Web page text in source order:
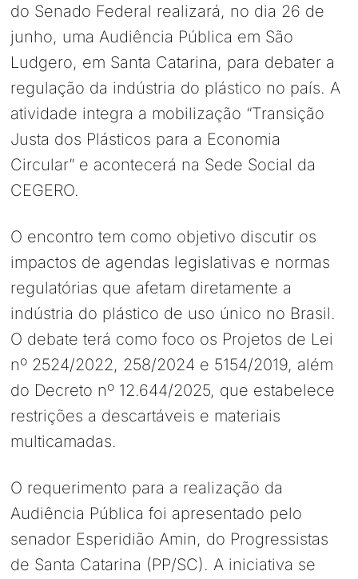
do Senado Federal realizará, no dia 26 de
junho, uma Audiência Pública em São
Ludgero, em Santa Catarina, para debater a
regulação da indústria do plástico no país. A
atividade integra a mobilização “Transição
Justa dos Plásticos para a Economia
Circular” e acontecerá na Sede Social da
CEGERO.
O encontro tem como objetivo discutir os
impactos de agendas legislativas e normas
regulatórias que afetam diretamente a
indústria do plástico de uso único no Brasil.
O debate terá como foco os Projetos de Lei
nº 2524/2022, 258/2024 e 5154/2019, além
do Decreto nº 12.644/2025, que estabelece
restrições a descartáveis e materiais
multicamadas.
O requerimento para a realização da
Audiência Pública foi apresentado pelo
senador Esperidião Amin, do Progressistas
de Santa Catarina (PP/SC). A iniciativa se